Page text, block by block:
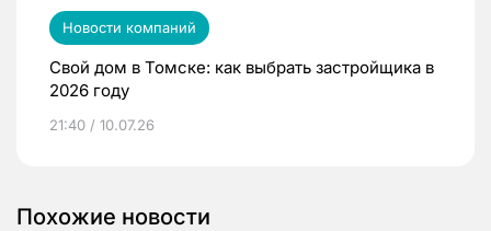
Новости компаний
Свой дом в Томске: как выбрать застройщика в
2026 году
21:40 / 10.07.26
Похожие новости